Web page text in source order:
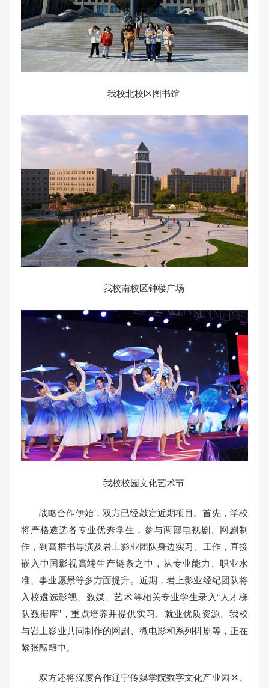
我校北校区图书馆
我校南校区钟楼广场
我校校园文化艺术节
战略合作伊始，双方已经敲定近期项目。首先，学校
将严格遴选各专业优秀学生，参与两部电视剧、网剧制
作，到高群书导演及岩上影业团队身边实习、工作，直接
嵌入中国影视高端生产链条之中，从专业能力、职业水
准、事业愿景等多方面提升。近期，岩上影业经纪团队将
入校遴选影视、数媒、艺术等相关专业学生录入“人才梯
队数据库”，重点培养并提供实习、就业优质资源。我校
与岩上影业共同制作的网剧、微电影和系列抖剧等，正在
紧张酝酿中。
双方还将深度合作辽宁传媒学院数字文化产业园区、